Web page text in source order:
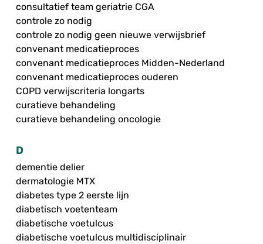
consultatief team geriatrie CGA
controle zo nodig
controle zo nodig geen nieuwe verwijsbrief
convenant medicatieproces
convenant medicatieproces Midden-Nederland
convenant medicatieproces ouderen
COPD verwijscriteria longarts
curatieve behandeling
curatieve behandeling oncologie
D
dementie delier
dermatologie MTX
diabetes type 2 eerste lijn
diabetisch voetenteam
diabetische voetulcus
diabetische voetulcus multidisciplinair